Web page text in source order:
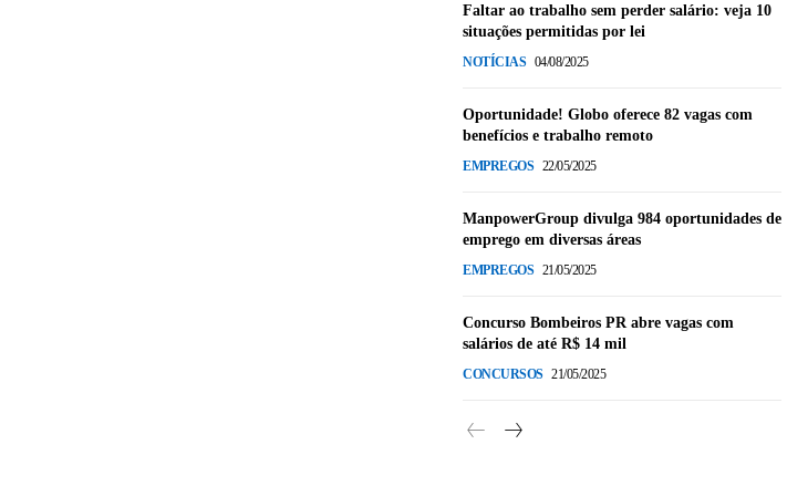
Faltar ao trabalho sem perder salário: veja 10
situações permitidas por lei
NOTÍCIAS 04/08/2025
Oportunidade! Globo oferece 82 vagas com
benefícios e trabalho remoto
EMPREGOS 22/05/2025
ManpowerGroup divulga 984 oportunidades de
emprego em diversas áreas
EMPREGOS 21/05/2025
Concurso Bombeiros PR abre vagas com
salários de até R$ 14 mil
CONCURSOS 21/05/2025